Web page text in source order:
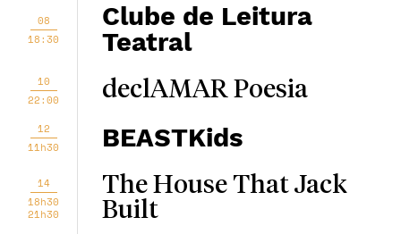
08
18:30
Clube de Leitura
Teatral
10
22:00
declAMAR Poesia
12
11h30
BEASTKids
14
18h30
21h30
The House That Jack
Built